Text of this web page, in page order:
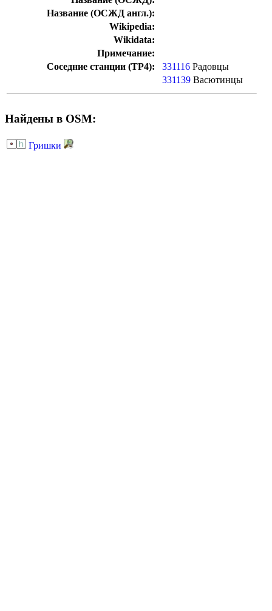
Название (ОСЖД англ.):
Wikipedia:
Wikidata:
Примечание:
Соседние станции (ТР4):
331116 Радовцы
331139 Васютинцы
Найдены в OSM:
Гришки